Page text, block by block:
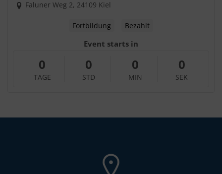
Faluner Weg 2, 24109 Kiel
Fortbildung Bezahlt
Event starts in
0 0 0 0